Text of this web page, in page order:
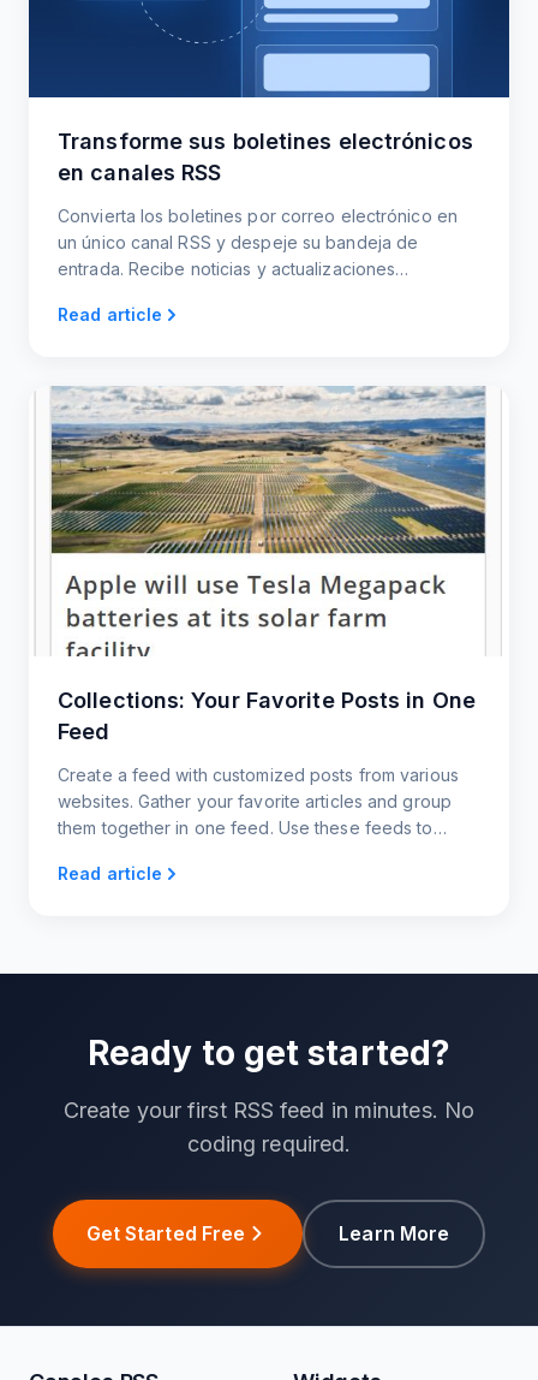
Transforme sus boletines electrónicos
en canales RSS
Convierta los boletines por correo electrónico en
un único canal RSS y despeje su bandeja de
entrada. Recibe noticias y actualizaciones
de buscar contenidos.
Read article
Collections: Your Favorite Posts in One
Feed
Create a feed with customized posts from various
websites. Gather your favorite articles and group
them together in one feed. Use these feeds to
Read article
Ready to get started?
Create your first RSS feed in minutes. No
coding required.
Get Started Free Learn More